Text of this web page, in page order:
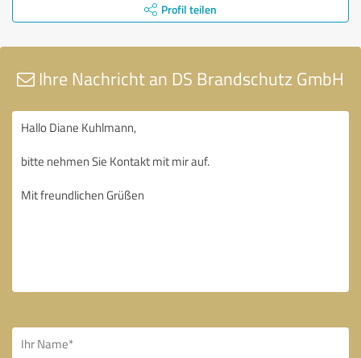
Profil teilen
Ihre Nachricht an DS Brandschutz GmbH